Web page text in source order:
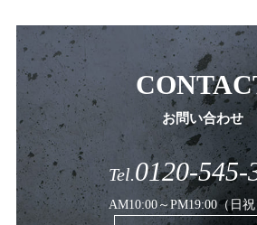
お問い合わせ
Tel.0120-545-
AM10:00～PM19:00（日祝